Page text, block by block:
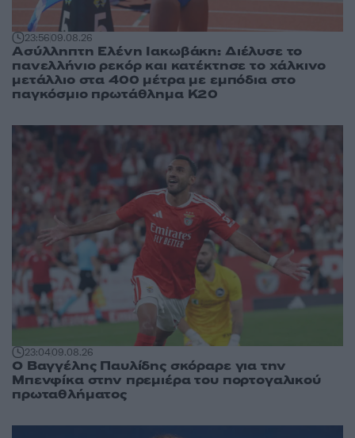
23:5609.08.26
Ασύλληπτη Ελένη Ιακωβάκη: Διέλυσε το
πανελλήνιο ρεκόρ και κατέκτησε το χάλκινο
μετάλλιο στα 400 μέτρα με εμπόδια στο
παγκόσμιο πρωτάθλημα Κ20
23:0409.08.26
Ο Βαγγέλης Παυλίδης σκόραρε για την
Μπενφίκα στην πρεμιέρα του πορτογαλικού
πρωταθλήματος